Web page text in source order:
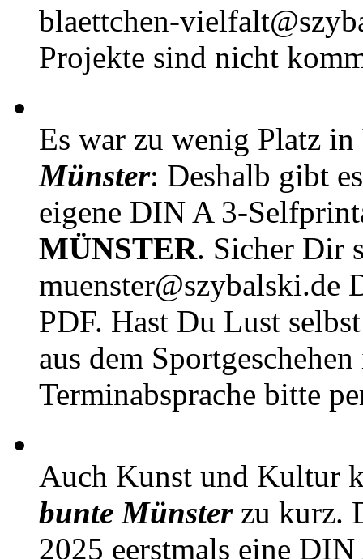
blaettchen-
Projekte sind nicht
Es war zu wenig Platz in
Münster: Deshalb gibt
eigene DIN A 3-
MÜNSTER. Sicher Dir
muenster@szybalski.de
PDF. Hast Du Lust
aus dem
Terminabsprache bitte
Auch Kunst und Kultur
bunte Münsterzu kurz.
2025 eerstmals eine